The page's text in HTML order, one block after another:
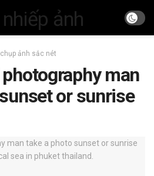
ảnh sắc nét
man
or sunrise